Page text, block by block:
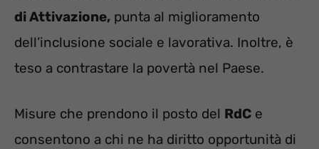
di Attivazione, punta al miglioramento
dell’inclusione sociale e lavorativa. Inoltre, è
teso a contrastare la povertà nel Paese.
Misure che prendono il posto del RdC e
consentono a chi ne ha diritto opportunità di